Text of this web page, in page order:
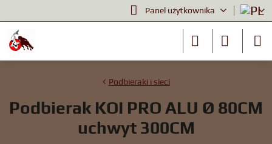
Panel użytkownika
Podbieraki i sieci
Podbierak KOI PRO ALU Ø 80CM
uchwyt 300CM